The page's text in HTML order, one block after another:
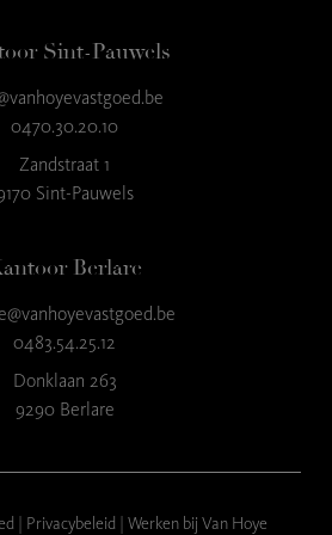
Sint-Pauwels
0470.30.20.10
Zandstraat 1
Sint-Pauwels
Berlare
0483.54.25.12
Donklaan 263
9290 Berlare
| Privacybeleid| Werken bij Van Hoye